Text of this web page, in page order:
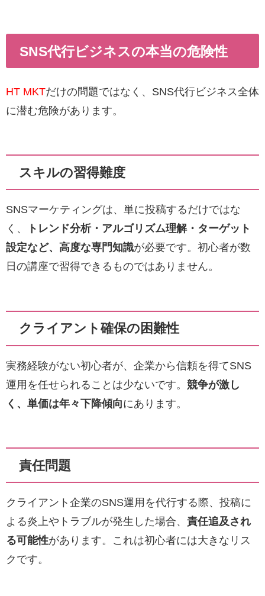
SNS代行ビジネスの本当の危険性
HT MKTだけの問題ではなく、SNS代行ビジネス全体
に潜む危険があります。
スキルの習得難度
SNSマーケティングは、単に投稿するだけではな
く、
トレンド分析・アルゴリズム理解・ターゲット
設定など、高度な専門知識が必要です。初心者が数
日の講座で習得できるものではありません。
クライアント確保の困難性
実務経験がない初心者が、企業から信頼を得てSNS
運用を任せられることは少ないです。 競争が激し
く、単価は年々下降傾向にあります。
責任問題
クライアント企業のSNS運用を代行する際、投稿に
よる炎上やトラブルが発生した場合、 責任追及され
る可能性があります。これは初心者には大きなリス
クです。